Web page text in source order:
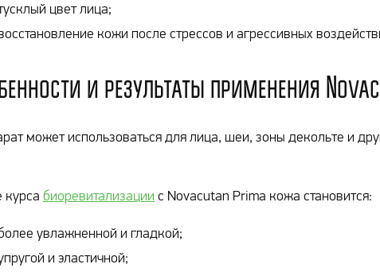
цвет лица;
кожи после стрессов и агрессивных
и результаты применения
может использоваться для лица, шеи, зоны декольте и
курса биоревитализации с Novacutan Prima кожа становится:
увлажненной и гладкой;
и эластичной;